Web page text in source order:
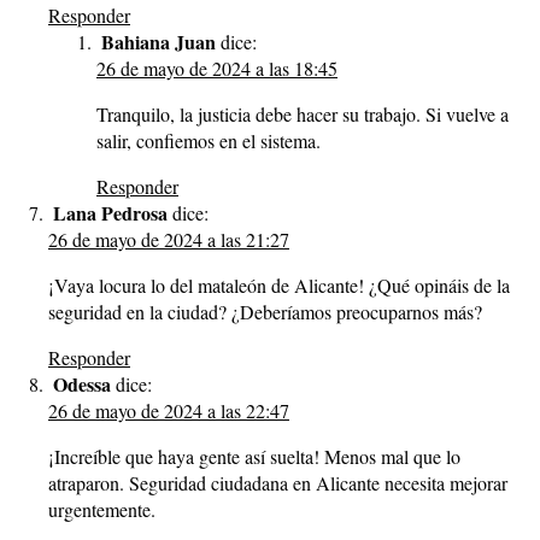
Responder
Bahiana Juandice:
26 de mayo de 2024 a las 18:45
Tranquilo, la justicia debe hacer su trabajo. Si vuelve a
salir, confiemos en el sistema.
Responder
Lana Pedrosadice:
26 de mayo de 2024 a las 21:27
¡Vaya locura lo del mataleón de Alicante! ¿Qué opináis de la
seguridad en la ciudad? ¿Deberíamos preocuparnos más?
Responder
Odessadice:
26 de mayo de 2024 a las 22:47
¡Increíble que haya gente así suelta! Menos mal que lo
atraparon. Seguridad ciudadana en Alicante necesita mejorar
urgentemente.